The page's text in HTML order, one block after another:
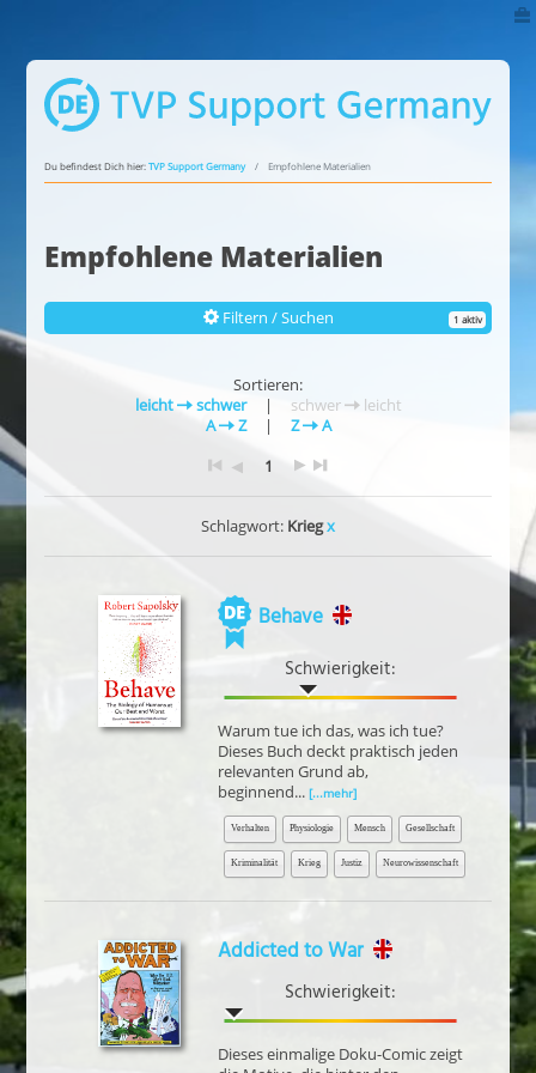
Du befindest Dich hier:TVP Support Germany Empfohlene Materialien
Empfohlene Materialien
Filtern / Suchen 1 aktiv
Sortieren:
leicht
schwer | schwer
leicht
A
Z | Z
A
1
Schlagwort: Kriegx
Behave
Schwierigkeit:
Warum tue ich das, was ich tue?
Dieses Buch deckt praktisch jeden
relevanten Grund ab,
beginnend... [...mehr]
Verhalten Physiologie Mensch Gesellschaft
Kriminalität Krieg Justiz Neurowissenschaft
Addicted to War
Schwierigkeit:
Dieses einmalige Doku-Comic zeigt